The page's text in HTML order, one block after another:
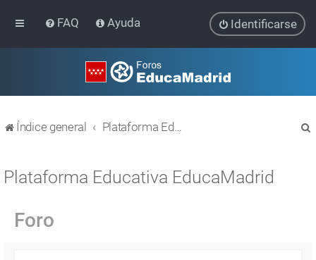
FAQ Ayuda Identificarse
Índice general Plataforma Educativa EducaMadrid
Plataforma Educativa EducaMadrid
Foro